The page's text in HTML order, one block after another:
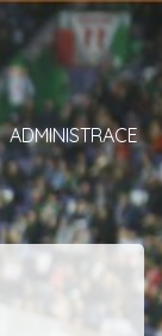
ADMINISTRACE